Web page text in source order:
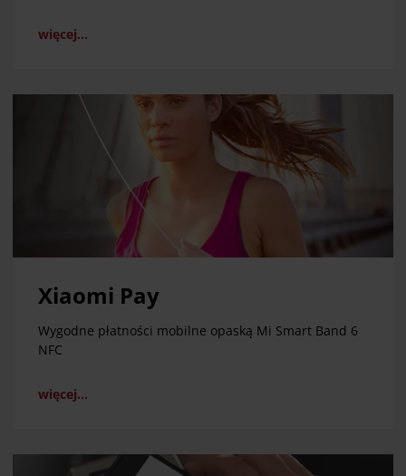
więcej...
Xiaomi Pay
Wygodne płatności mobilne opaską Mi Smart Band 6
NFC
więcej...